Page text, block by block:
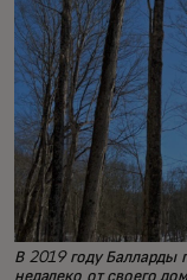
В 2019 году Балларды
недалеко от своего